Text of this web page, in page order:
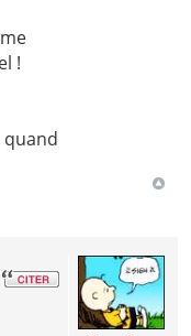
!
quand